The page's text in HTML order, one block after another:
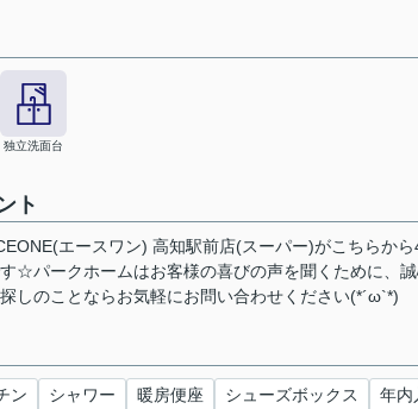
独立洗面台
ト
エースワン) 高知駅前店(スーパー)がこちらか
☆パークホームはお客様の喜びの声を聞くために、
しのことならお気軽にお問い合わせください(*´ω`*)
ン シャワー 暖房便座 シューズボックス 年内